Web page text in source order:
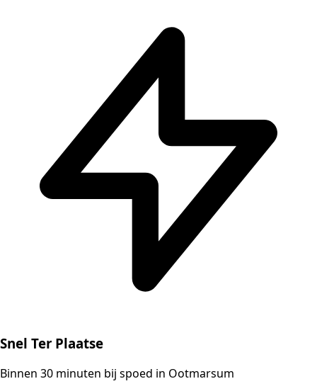
Snel Ter Plaatse
Binnen 30 minuten bij spoed in Ootmarsum